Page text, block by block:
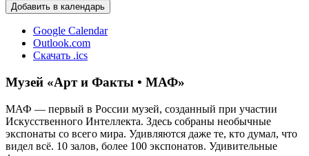
Добавить в календарь
Google Calendar
Outlook.com
Скачать .ics
Музей «Арт и Факты • МАФ»
МАФ — первый в России музей, созданный при участии
Искусственного Интеллекта. Здесь собраны необычные
экспонаты со всего мира. Удивляются даже те, кто думал, что
видел всё. 10 залов, более 100 экспонатов. Удивительные